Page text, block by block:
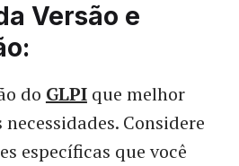
Versão e
do GLPIque melhor
Considere
específicas que você